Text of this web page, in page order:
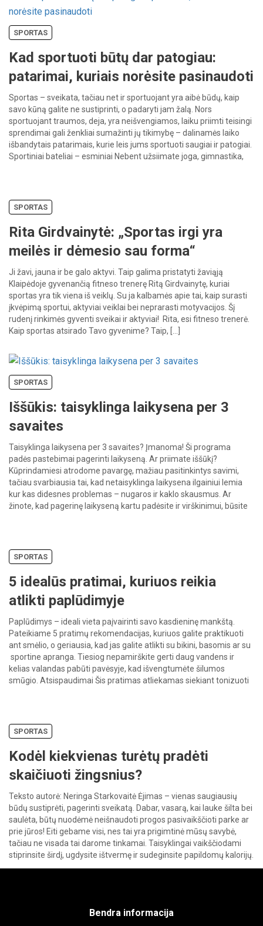
SPORTAS
Kad sportuoti būtų dar patogiau:
patarimai, kuriais norėsite pasinaudoti
Sportas – sveikata, tačiau net ir sportuojant yra aibė būdų, kaip
savo kūną galite ne sustiprinti, o padaryti jam žalą. Nors
sportuojant traumos, deja, yra neišvengiamos, laiku priimti teisingi
sprendimai gali ženkliai sumažinti jų tikimybę – dalinamės laiko
išbandytais patarimais, kurie leis jums sportuoti saugiai ir patogiai.
Sportiniai bateliai – esminiai Nebent užsiimate joga, gimnastika,
SPORTAS
Rita Girdvainytė: „Sportas irgi yra
meilės ir dėmesio sau forma“
Ji žavi, jauna ir be galo aktyvi. Taip galima pristatyti žaviąją
Klaipėdoje gyvenančią fitneso trenerę Ritą Girdvainytę, kuriai
sportas yra tik viena iš veiklų. Su ja kalbamės apie tai, kaip surasti
įkvėpimą sportui, aktyviai veiklai bei neprarasti motyvacijos. Šį
rudenį rinkimės gyventi sveikai ir aktyviai! Rita, esi fitneso trenerė.
Kaip sportas atsirado Tavo gyvenime? Taip, […]
SPORTAS
Iššūkis: taisyklinga laikysena per 3
savaites
Taisyklinga laikysena per 3 savaites? Įmanoma! Ši programa
padės pastebimai pagerinti laikyseną. Ar priimate iššūkį?
Kūprindamiesi atrodome pavargę, mažiau pasitinkintys savimi,
tačiau svarbiausia tai, kad netaisyklinga laikysena ilgainiui lemia
kur kas didesnes problemas – nugaros ir kaklo skausmus. Ar
žinote, kad pagerinę laikyseną kartu padėsite ir virškinimui, būsite
SPORTAS
5 idealūs pratimai, kuriuos reikia
atlikti paplūdimyje
Paplūdimys – ideali vieta paįvairinti savo kasdieninę mankštą.
Pateikiame 5 pratimų rekomendacijas, kuriuos galite praktikuoti
ant smėlio, o geriausia, kad jas galite atlikti su bikini, basomis ar su
sportine apranga. Tiesiog nepamirškite gerti daug vandens ir
kelias valandas pabūti pavėsyje, kad išvengtumėte šilumos
smūgio. Atsispaudimai Šis pratimas atliekamas siekiant tonizuoti
SPORTAS
Kodėl kiekvienas turėtų pradėti
skaičiuoti žingsnius?
Teksto autorė: Neringa Starkovaitė Ėjimas – vienas saugiausių
būdų sustiprėti, pagerinti sveikatą. Dabar, vasarą, kai lauke šilta bei
saulėta, būtų nuodėmė neišnaudoti progos pasivaikščioti parke ar
prie jūros! Eiti gebame visi, nes tai yra prigimtinė mūsų savybė,
tačiau ne visada tai darome tinkamai. Taisyklingai vaikščiodami
stiprinsite širdį, ugdysite ištvermę ir sudeginsite papildomų kalorijų.
Gal jau […]
Bendra informacija